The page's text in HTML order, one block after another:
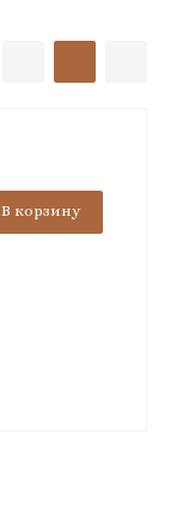
В корзину